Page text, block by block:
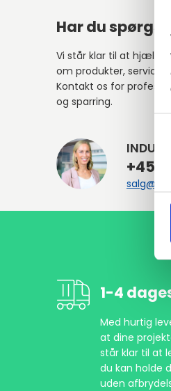
Har du
Vi står klar til at hjælpe
om produkter, service
Kontakt os for
og sparring.
INDURA
+45
1-4
Med hurtig
at dine
står klar til at
du kan holde
uden